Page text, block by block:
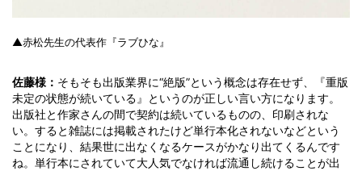
▲赤松先生の代表作『ラブひな』
佐藤様： そもそも出版業界に“絶版”という概念は存在せず、『重版
未定の状態が続いている』というのが正しい言い方になります。
出版社と作家さんの間で契約は続いているものの、印刷されな
い。すると雑誌には掲載されたけど単行本化されないなどという
ことになり、結果世に出なくなるケースがかなり出てくるんです
ね。単行本にされていて大人気でなければ流通し続けることが出